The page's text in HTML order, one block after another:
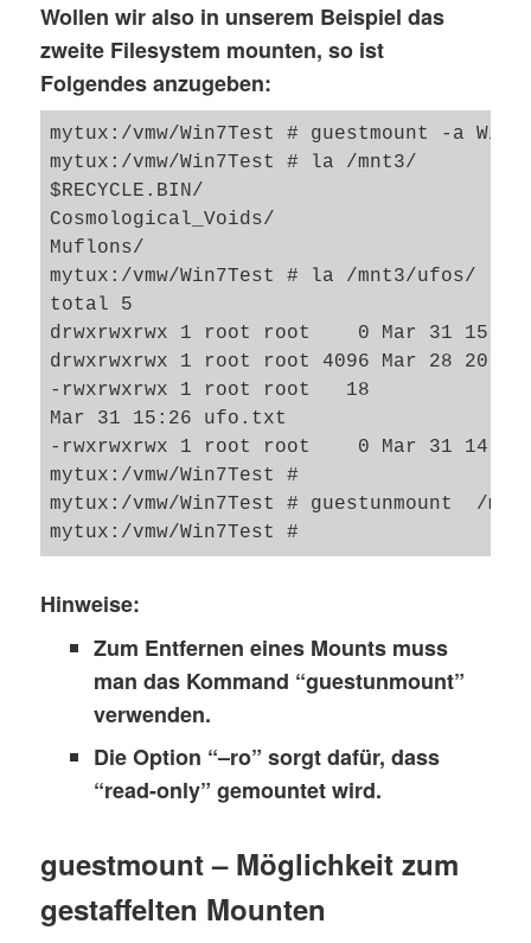
Wollen wir also in unserem Beispiel das
zweite Filesystem mounten, so ist
Folgendes anzugeben:
mytux:/vmw/Win7Test # guestmount -a
mytux:/vmw/Win7Test # la /mnt3/
$RECYCLE.BIN/
Cosmological_Voids/
Muflons/
mytux:/vmw/Win7Test # la /mnt3/ufos/
total 5
drwxrwxrwx 1 root root    0 Mar 31
drwxrwxrwx 1 root root 4096 Mar 28
-rwxrwxrwx 1 root root   18
Mar 31 15:26 ufo.txt
-rwxrwxrwx 1 root root    0 Mar 31 14:02
mytux:/vmw/Win7Test #
mytux:/vmw/Win7Test # guestunmount  /
Hinweise:
Zum Entfernen eines Mounts muss
man das Kommand “guestunmount”
verwenden.
Die Option “–ro” sorgt dafür, dass
“read-only” gemountet wird.
guestmount – Möglichkeit zum
gestaffelten Mounten